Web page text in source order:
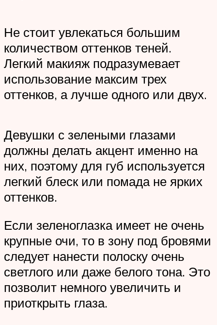
Не стоит увлекаться большим
количеством оттенков теней.
Легкий макияж подразумевает
использование максим трех
оттенков, а лучше одного или двух.
Девушки с зелеными глазами
должны делать акцент именно на
них, поэтому для губ используется
легкий блеск или помада не ярких
оттенков.
Если зеленоглазка имеет не очень
крупные очи, то в зону под бровями
следует нанести полоску очень
светлого или даже белого тона. Это
позволит немного увеличить и
приоткрыть глаза.